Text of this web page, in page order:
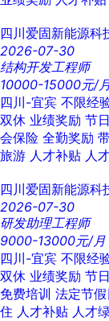
四川爱固新能源科
2026-07-30
结构开发工程师
10000-15000元/
四川-宜宾 不限经
双休 业绩奖励 节
会保险 全勤奖励
旅游 人才补贴 人
四川爱固新能源科
2026-07-30
研发助理工程师
9000-13000元/月
四川-宜宾 不限经
双休 业绩奖励 节
免费培训 法定节假
住 人才补贴 人才